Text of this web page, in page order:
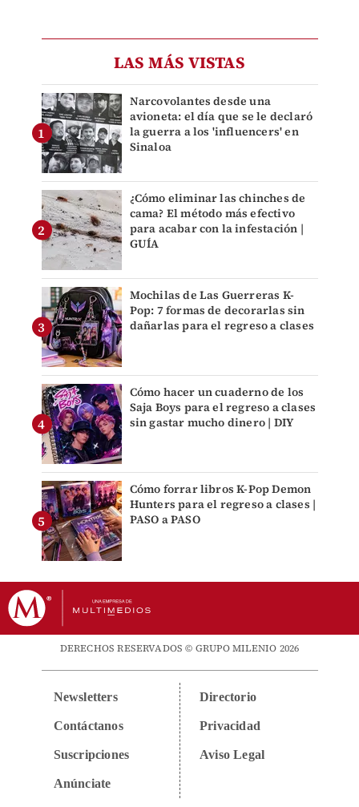
LAS MÁS VISTAS
Narcovolantes desde una
avioneta: el día que se le declaró
la guerra a los 'influencers' en
Sinaloa
¿Cómo eliminar las chinches de
cama? El método más efectivo
para acabar con la infestación |
GUÍA
Mochilas de Las Guerreras K-
Pop: 7 formas de decorarlas sin
dañarlas para el regreso a clases
Cómo hacer un cuaderno de los
Saja Boys para el regreso a clases
sin gastar mucho dinero | DIY
Cómo forrar libros K-Pop Demon
Hunters para el regreso a clases |
PASO a PASO
DERECHOS RESERVADOS © GRUPO MILENIO 2026
Newsletters
Contáctanos
Suscripciones
Anúnciate
Directorio
Privacidad
Aviso Legal